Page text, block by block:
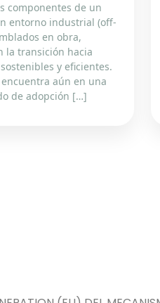
componentes de un
entorno industrial (off-
en obra,
la transición hacia
y eficientes.
aún en una
de adopción […]